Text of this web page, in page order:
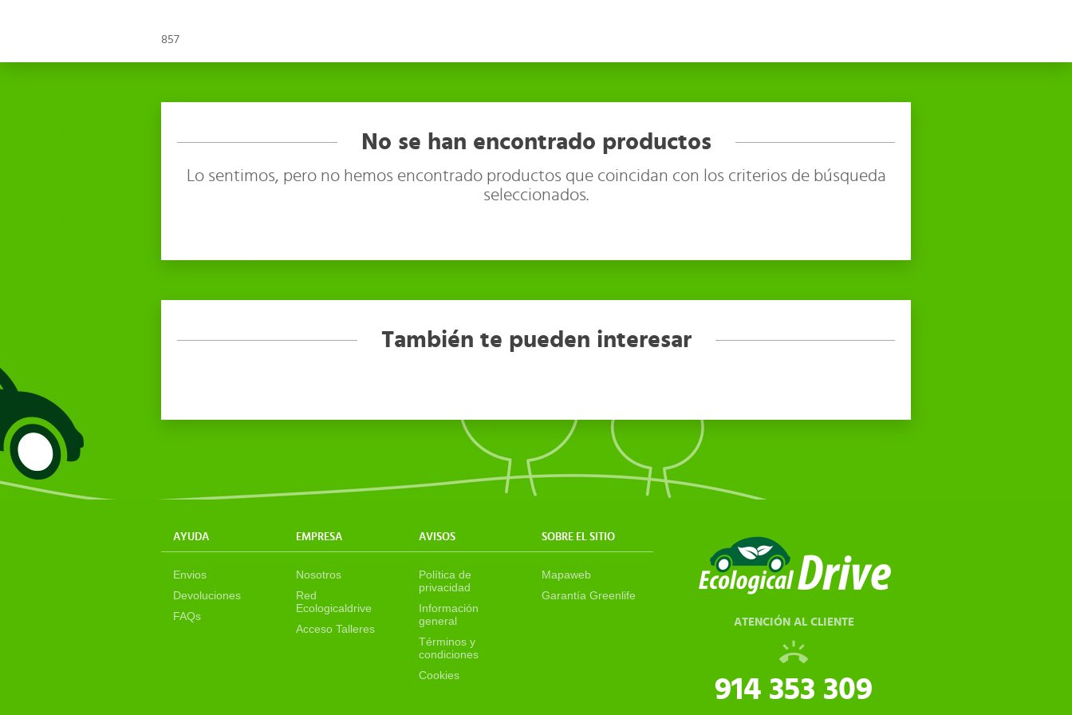
857
No se han encontrado productos
Lo sentimos, pero no hemos encontrado productos que coincidan con los criterios de búsqueda
seleccionados.
También te pueden interesar
AYUDA EMPRESA AVISOS SOBRE EL SITIO
Envios
Devoluciones
FAQs
Nosotros
Red
Ecologicaldrive
Acceso Talleres
Política de
privacidad
Información
general
Términos y
condiciones
Cookies
Mapaweb
Garantía Greenlife
ATENCIÓN AL CLIENTE
914 353 309